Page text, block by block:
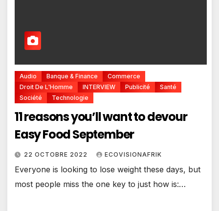
Audio Banque & Finance
Commerce
Droit De L'Homme
INTERVIEW Publicité
Santé
Société
Technologie
11 reasons you’ll want to devour
Easy Food September
22 OCTOBRE 2022 ECOVISIONAFRIK
Everyone is looking to lose weight these days, but
most people miss the one key to just how is:…